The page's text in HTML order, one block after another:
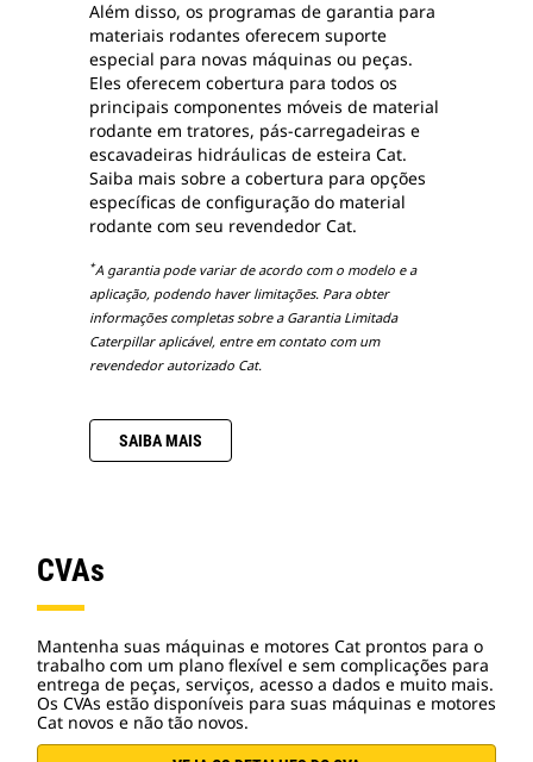
Além disso, os programas de garantia para
materiais rodantes oferecem suporte
especial para novas máquinas ou peças.
Eles oferecem cobertura para todos os
principais componentes móveis de material
rodante em tratores, pás-carregadeiras e
escavadeiras hidráulicas de esteira Cat.
Saiba mais sobre a cobertura para opções
específicas de configuração do material
rodante com seu revendedor Cat.
*A garantia pode variar de acordo com o modelo e a
aplicação, podendo haver limitações. Para obter
informações completas sobre a Garantia Limitada
Caterpillar aplicável, entre em contato com um
revendedor autorizado Cat.
SAIBA MAIS
CVAs
Mantenha suas máquinas e motores Cat prontos para o
trabalho com um plano flexível e sem complicações para
entrega de peças, serviços, acesso a dados e muito mais.
Os CVAs estão disponíveis para suas máquinas e motores
Cat novos e não tão novos.